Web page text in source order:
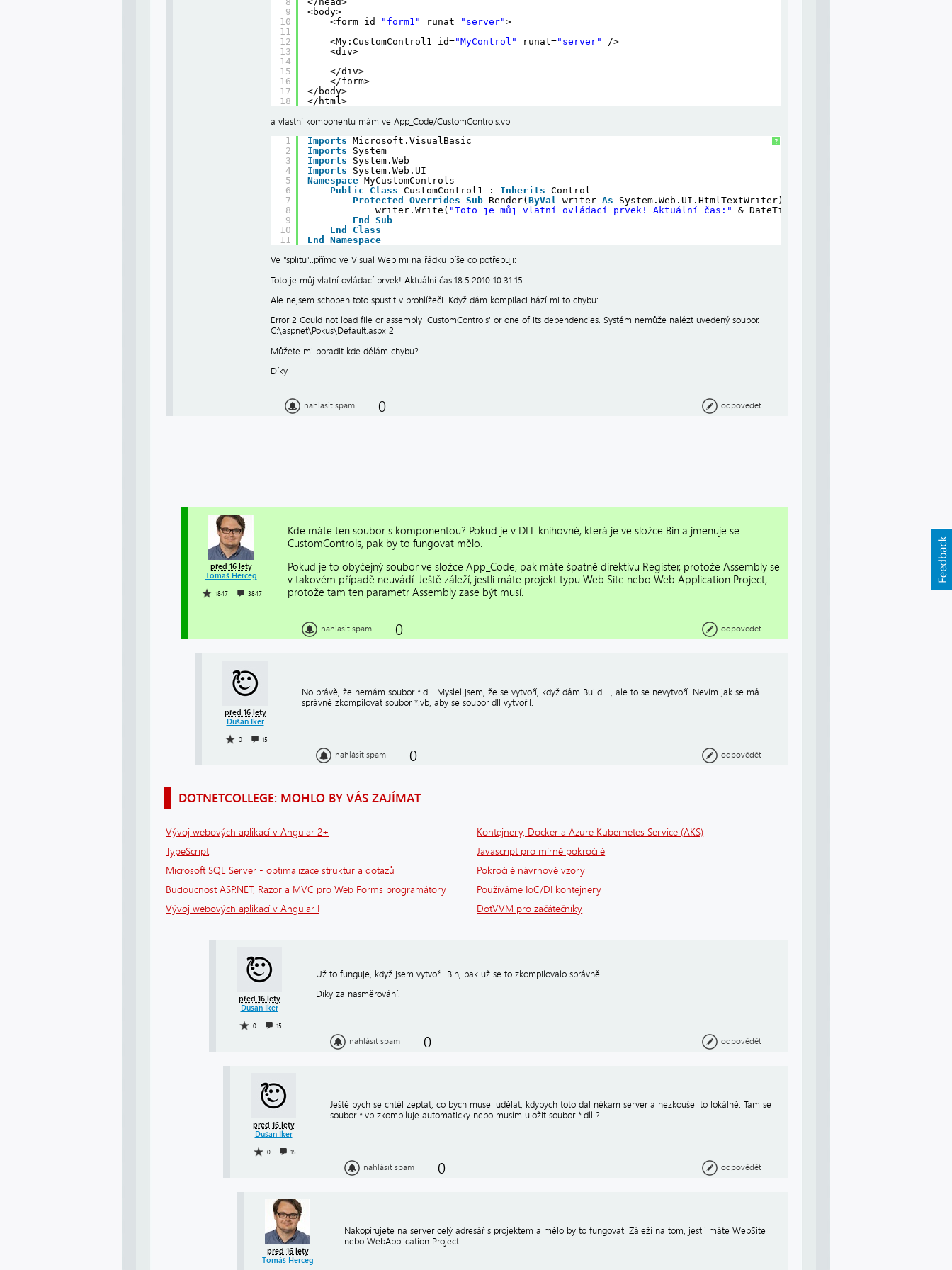
9
10
11
12
13
14
15
16
17
18
<body>
<form id="form1" runat="server">
<My:CustomControl1 id="MyControl" runat="server"
/>
<div>
</div>
</form>
</body>
</html>
a vlastní komponentu mám ve App_Code/CustomControls.vb
?
1
2
3
4
5
6
7
8
9
10
11
Imports
Microsoft.VisualBasic
Imports
System
Imports
System.Web
Imports
System.Web.UI
Namespace MyCustomControls
Public
Class CustomControl1 : Inherits
Control
Protected
Overrides Sub Render(ByVal writer As
System.Web.UI.HtmlTextWriter)
writer.Write( "Toto je můj vlatní ovládací prvek! Aktuální čas:"
& DateTime.Now.ToString)
End
Sub
End
Class
End
Namespace
Ve "splitu"..přímo ve Visual Web mi na řádku píše co potřebuji:
Toto je můj vlatní ovládací prvek! Aktuální čas:18.5.2010 10:31:15
Ale nejsem schopen toto spustit v prohlížeči. Když dám kompilaci hází mi to chybu:
Error 2 Could not load file or assembly 'CustomControls' or one of its dependencies. Systém nemůže nalézt uvedený soubor.
C:\aspnet\Pokus\Default.aspx 2
Můžete mi poradit kde dělám chybu?
Díky
nahlásit spam 0 odpovědět
před 16 lety
Tomáš Herceg
1847 3847
Kde máte ten soubor s komponentou? Pokud je v DLL knihovně, která je ve složce Bin a jmenuje se
CustomControls, pak by to fungovat mělo.
Pokud je to obyčejný soubor ve složce App_Code, pak máte špatně direktivu Register, protože Assembly se
v takovém případě neuvádí. Ještě záleží, jestli máte projekt typu Web Site nebo Web Application Project,
protože tam ten parametr Assembly zase být musí.
nahlásit spam 0 odpovědět
před 16 lety
Dušan Iker
0 15
No právě, že nemám soubor *.dll. Myslel jsem, že se vytvoří, když dám Build...., ale to se nevytvoří. Nevím jak se má
správně zkompilovat soubor *.vb, aby se soubor dll vytvořil.
nahlásit spam 0 odpovědět
DOTNETCOLLEGE: MOHLO BY VÁS ZAJÍMAT
Vývoj webových aplikací v Angular 2+
Kontejnery, Docker a Azure Kubernetes Service (AKS)
TypeScript
Javascript pro mírně pokročilé
Microsoft SQL Server - optimalizace struktur a dotazů
Pokročilé návrhové vzory
Budoucnost ASP.NET, Razor a MVC pro Web Forms programátory
Používáme IoC/DI kontejnery
Vývoj webových aplikací v Angular I
DotVVM pro začátečníky
před 16 lety
Dušan Iker
0 15
Už to funguje, když jsem vytvořil Bin, pak už se to zkompilovalo správně.
Díky za nasměrování.
nahlásit spam 0 odpovědět
před 16 lety
Dušan Iker
0 15
Ještě bych se chtěl zeptat, co bych musel udělat, kdybych toto dal někam server a nezkoušel to lokálně. Tam se
soubor *.vb zkompiluje automaticky nebo musím uložit soubor *.dll ?
nahlásit spam 0 odpovědět
před 16 lety
Tomáš Herceg
Nakopírujete na server celý adresář s projektem a mělo by to fungovat. Záleží na tom, jestli máte WebSite
nebo WebApplication Project.